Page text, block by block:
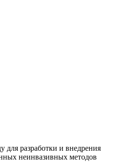
для разработки и внедрения
неинвазивных методов